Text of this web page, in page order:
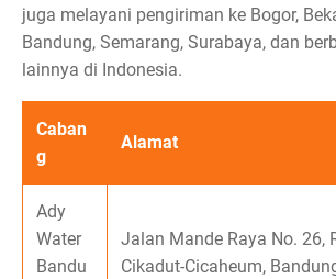
juga melayani pengiriman ke Bogor,
Bandung, Semarang, Surabaya, dan
lainnya di Indonesia.
Caban
g
Alamat
Ady
Water
Bandu
Jalan Mande Raya No. 26,
Cikadut-Cicaheum,